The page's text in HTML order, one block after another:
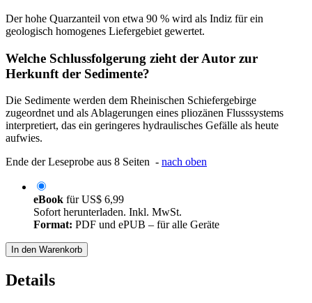
Der hohe Quarzanteil von etwa 90 % wird als Indiz für ein
geologisch homogenes Liefergebiet gewertet.
Welche Schlussfolgerung zieht der Autor zur
Herkunft der Sedimente?
Die Sedimente werden dem Rheinischen Schiefergebirge
zugeordnet und als Ablagerungen eines pliozänen Flusssystems
interpretiert, das ein geringeres hydraulisches Gefälle als heute
aufwies.
Ende der Leseprobe aus 8 Seiten - nach oben
eBook fürUS$ 6,99
Sofort herunterladen. Inkl. MwSt.
Format: PDF und ePUB – für alle Geräte
In den Warenkorb
Details